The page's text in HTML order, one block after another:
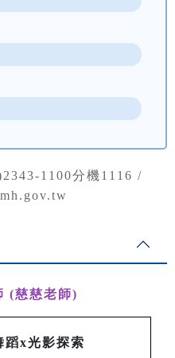
1100分機1116 /
(慈慈老師)
蹈x光影探索